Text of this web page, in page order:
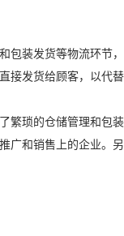
装发货等物流环节
发货给顾客，以代替
琐的仓储管理和包
和销售上的企业。